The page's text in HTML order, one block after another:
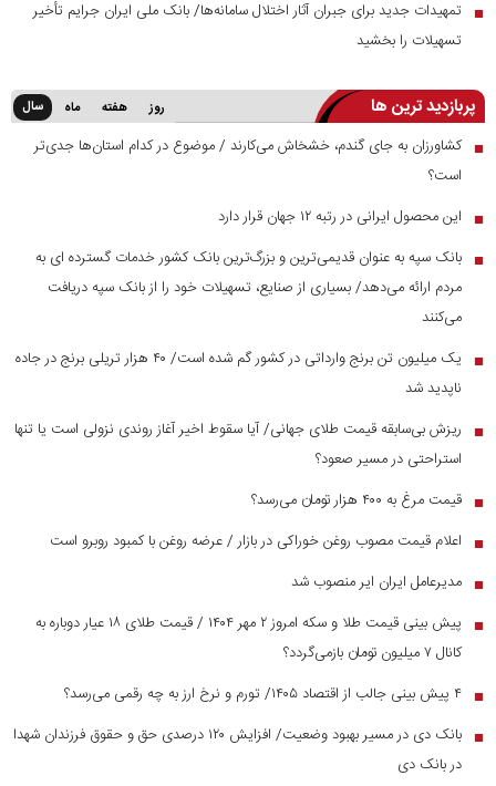
■
تمهیدات جدید برای جبران آثار اختلال سامانه‌ها/ بانک ملی ایران جرایم تأخیر
تسهیلات را بخشید
پربازدید ترین ها روز هفته ماه سال
■ کشاورزان به جای گندم، خشخاش می‌کارند / موضوع در کدام استان‌ها جدی‌تر
است؟
■ این محصول ایرانی در رتبه ۱۲ جهان قرار دارد
■ بانک سپه به عنوان قدیمی‌ترین و بزرگ‌ترین بانک کشور خدمات گسترده ای به
مردم ارائه می‌دهد/ بسیاری از صنایع، تسهیلات خود را از بانک سپه دریافت
می‌کنند
■
یک میلیون تن برنج وارداتی در کشور گم شده است/ ۴۰ هزار تریلی برنج در جاده
ناپدید شد
■
ریزش بی‌سابقه قیمت طلای جهانی/ آیا سقوط اخیر آغاز روندی نزولی است یا تنها
استراحتی در مسیر صعود؟
■ قیمت مرغ به ۴۰۰ هزار تومان می‌رسد؟
■ اعلام قیمت مصوب روغن خوراکی در بازار / عرضه روغن با کمبود روبرو است
■ مدیرعامل ایران ایر منصوب شد
■
پیش بینی قیمت طلا و سکه امروز ۲ مهر ۱۴۰۴ / قیمت طلای ۱۸ عیار دوباره به
کانال ۷ میلیون تومان بازمی‌گردد؟
■ ۴ پیش بینی جالب از اقتصاد ۱۴۰۵/ تورم و نرخ ارز به چه رقمی می‌رسد؟
■
بانک دی در مسیر بهبود وضعیت/ افزایش ۱۲۰ درصدی حق و حقوق فرزندان شهدا
در بانک دی